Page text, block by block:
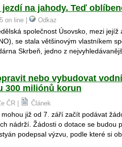
na jahody. Teď
on line | Odkaz
společnost Úsovsko, mezi
se stala většinovým vlastníkem
Skrbeň, jedno z
nebo vybudovat
300 miliónů korun
ČR | Článek
mohou již od 7. září začít podávat
nádrží. Žádosti o dotace se budou
podepsal výzvu, podle které si